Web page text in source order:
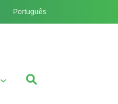
Português